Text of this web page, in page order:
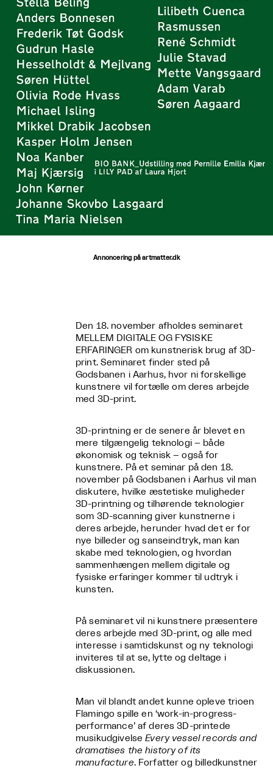
Annoncering på artmatter.dk
Den 18. november afholdes seminaret
MELLEM DIGITALE OG FYSISKE
ERFARINGER om kunstnerisk brug af 3D-
print. Seminaret finder sted på
Godsbanen i Aarhus, hvor ni forskellige
kunstnere vil fortælle om deres arbejde
med 3D-print.
3D-printning er de senere år blevet en
mere tilgængelig teknologi – både
økonomisk og teknisk – også for
kunstnere. På et seminar på den 18.
november på Godsbanen i Aarhus vil man
diskutere, hvilke æstetiske muligheder
3D-printning og tilhørende teknologier
som 3D-scanning giver kunstnerne i
deres arbejde, herunder hvad det er for
nye billeder og sanseindtryk, man kan
skabe med teknologien, og hvordan
sammenhængen mellem digitale og
fysiske erfaringer kommer til udtryk i
kunsten.
På seminaret vil ni kunstnere præsentere
deres arbejde med 3D-print, og alle med
interesse i samtidskunst og ny teknologi
inviteres til at se, lytte og deltage i
diskussionen.
Man vil blandt andet kunne opleve trioen
Flamingo spille en ‘work-in-progress-
performance’ af deres 3D-printede
musikudgivelseEvery vessel records and
dramatises the history of its
manufacture. Forfatter og billedkunstner